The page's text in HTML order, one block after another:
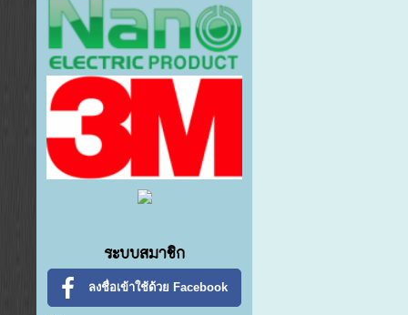
ระบบสมาชิก
ลงชื่อเข้าใช้ด้วย Facebook